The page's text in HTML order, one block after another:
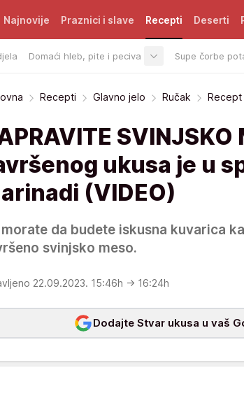
Najnovije Praznici i slave Recepti
Domaći hleb, pite i peciva Supe čorbe
Deserti
Recepti Glavno jelo Ručak Recept
ukusa je u
(VIDEO)
morate da budete iskusna kuvarica
svinjsko meso.
22.09.2023. 15:46h → 16:24h
Dodajte Stvar ukusa u vaš